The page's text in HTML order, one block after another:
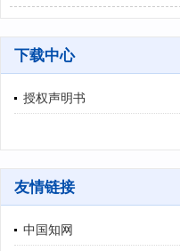
下载中心
授权声明书
友情链接
中国知网